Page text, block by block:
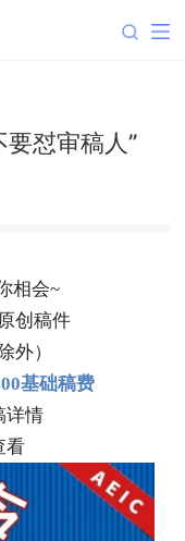
要怼审稿人”
相会~
创稿件
外）
基础稿费
详情
看